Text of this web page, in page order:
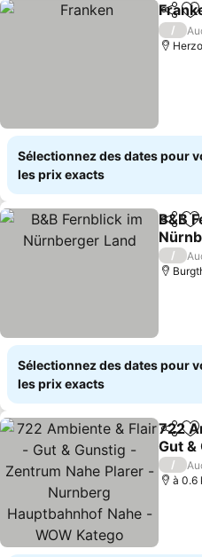
/
Sélectionnez des dates pour
les prix exacts
B&B
/
Sélectionnez des dates pour
les prix exacts
722
Gut &
Nahe
/
à 0.6